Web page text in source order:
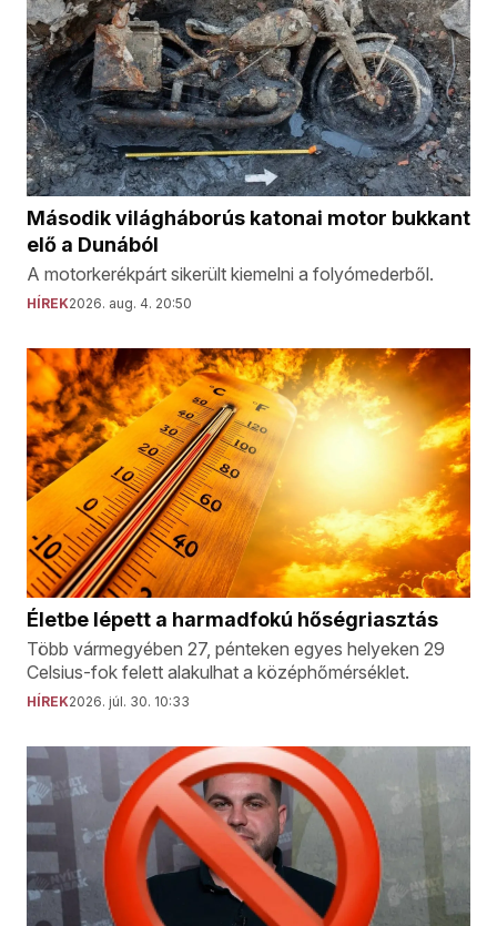
Második világháborús katonai motor bukkant
elő a Dunából
A motorkerékpárt sikerült kiemelni a folyómederből.
HÍREK2026. aug. 4. 20:50
Életbe lépett a harmadfokú hőségriasztás
Több vármegyében 27, pénteken egyes helyeken 29
Celsius-fok felett alakulhat a középhőmérséklet.
HÍREK2026. júl. 30. 10:33